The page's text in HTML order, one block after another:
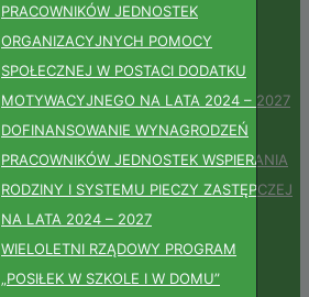
PRACOWNIKÓW JEDNOSTEK
ORGANIZACYJNYCH POMOCY
SPOŁECZNEJ W POSTACI DODATKU
MOTYWACYJNEGO NA LATA 2024 – 2027
DOFINANSOWANIE WYNAGRODZEŃ
PRACOWNIKÓW JEDNOSTEK WSPIERANIA
RODZINY I SYSTEMU PIECZY ZASTĘPCZEJ
NA LATA 2024 – 2027
WIELOLETNI RZĄDOWY PROGRAM
„POSIŁEK W SZKOLE I W DOMU”